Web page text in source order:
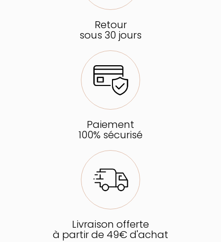
Retour
sous 30 jours
Paiement
100% sécurisé
Livraison offerte
à partir de 49€ d'achat